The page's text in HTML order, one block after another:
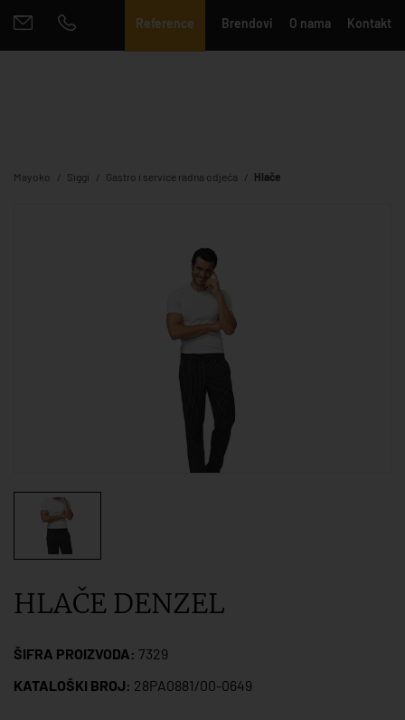
Reference Brendovi O nama Kontakt
Mayoko Siggi Gastro i service radna odjeća Hlače
HLAČE DENZEL
ŠIFRA PROIZVODA: 7329
KATALOŠKI BROJ: 28PA0881/00-0649